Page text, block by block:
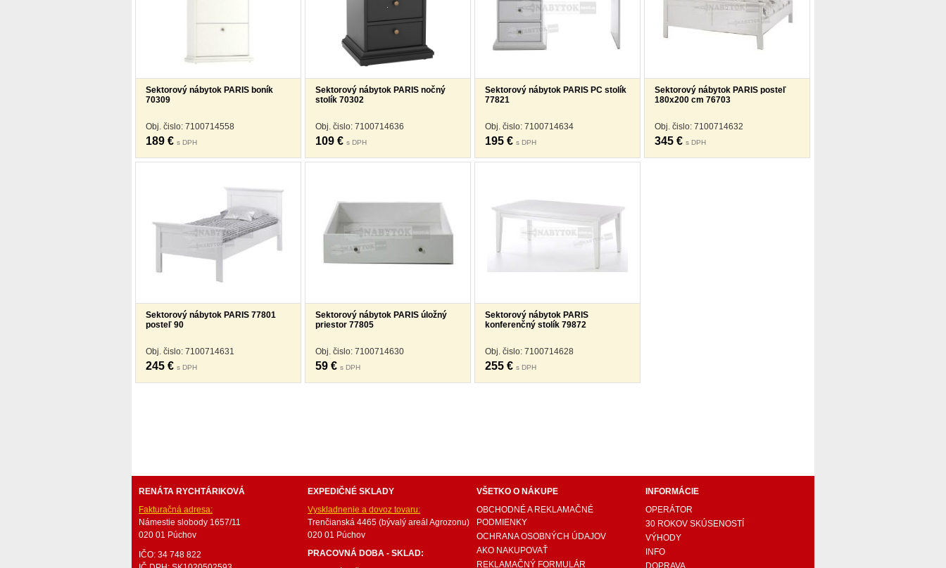
Sektorový nábytok PARIS boník
70309
Obj. čislo: 7100714558
189 € s DPH
Sektorový nábytok PARIS nočný
stolík 70302
Obj. čislo: 7100714636
109 € s DPH
Sektorový nábytok PARIS PC stolík
77821
Obj. čislo: 7100714634
195 € s DPH
Sektorový nábytok PARIS posteľ
180x200 cm 76703
Obj. čislo: 7100714632
345 € s DPH
Sektorový nábytok PARIS 77801
posteľ 90
Obj. čislo: 7100714631
245 € s DPH
Sektorový nábytok PARIS úložný
priestor 77805
Obj. čislo: 7100714630
59 € s DPH
Sektorový nábytok PARIS
konferenčný stolík 79872
Obj. čislo: 7100714628
255 € s DPH
RENÁTA RYCHTÁRIKOVÁ
Fakturačná adresa:
Námestie slobody 1657/11
020 01 Púchov
IČO: 34 748 822
EXPEDIČNÉ SKLADY
Vyskladnenie a dovoz tovaru:
Trenčianská 4465 (bývalý areál Agrozonu)
020 01 Púchov
PRACOVNÁ DOBA - SKLAD:
VŠETKO O NÁKUPE
OBCHODNÉ A REKLAMAČNÉ
PODMIENKY
OCHRANA OSOBNÝCH ÚDAJOV
AKO NAKUPOVAŤ
REKLAMAČNÝ FORMULÁR
INFORMÁCIE
OPERÁTOR
30 ROKOV SKÚSENOSTÍ
VÝHODY
INFO
DOPRAVA